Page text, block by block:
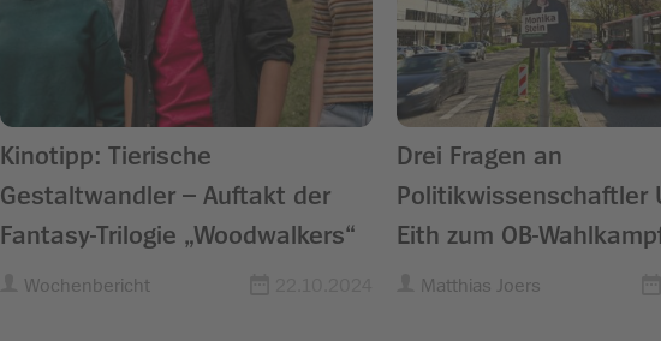
Kinotipp: Tierische
Gestaltwandler – Auftakt der
Fantasy-Trilogie „Woodwalkers“
Wochenbericht
Drei Fragen an
Politikwissenschaftler
Eith zum OB-
Freiburg
Matthias Joers